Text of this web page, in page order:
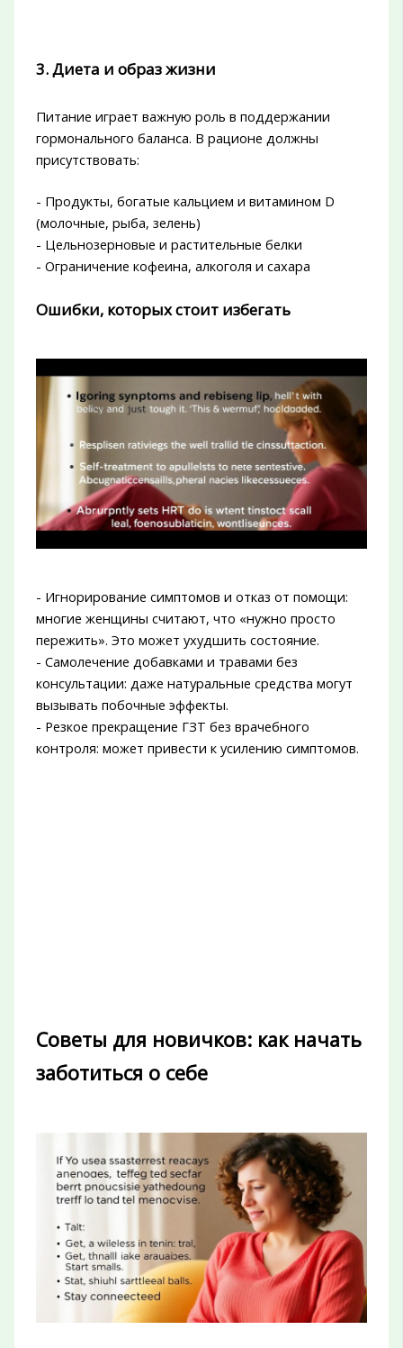
3. Диета и образ жизни
Питание играет важную роль в поддержании
гормонального баланса. В рационе должны
присутствовать:
- Продукты, богатые кальцием и витамином D
(молочные, рыба, зелень)
- Цельнозерновые и растительные белки
- Ограничение кофеина, алкоголя и сахара
Ошибки, которых стоит избегать
- Игнорирование симптомов и отказ от помощи:
многие женщины считают, что «нужно просто
пережить». Это может ухудшить состояние.
- Самолечение добавками и травами без
консультации: даже натуральные средства могут
вызывать побочные эффекты.
- Резкое прекращение ГЗТ без врачебного
контроля: может привести к усилению симптомов.
Советы для новичков: как начать
заботиться о себе